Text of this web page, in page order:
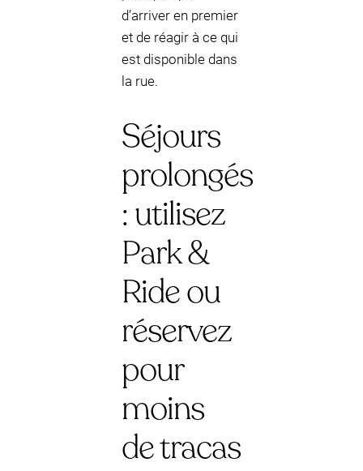
d’arriver en premier
et de réagir à ce qui
est disponible dans
la rue.
Séjours
prolongés
: utilisez
Park &
Ride ou
réservez
pour
moins
de tracas